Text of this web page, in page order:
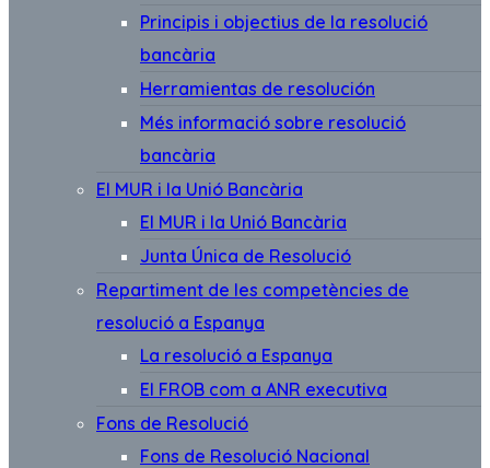
Principis i objectius de la resolució
bancària
Herramientas de resolución
Més informació sobre resolució
bancària
El MUR i la Unió Bancària
El MUR i la Unió Bancària
Junta Única de Resolució
Repartiment de les competències de
resolució a Espanya
La resolució a Espanya
El FROB com a ANR executiva
Fons de Resolució
Fons de Resolució Nacional